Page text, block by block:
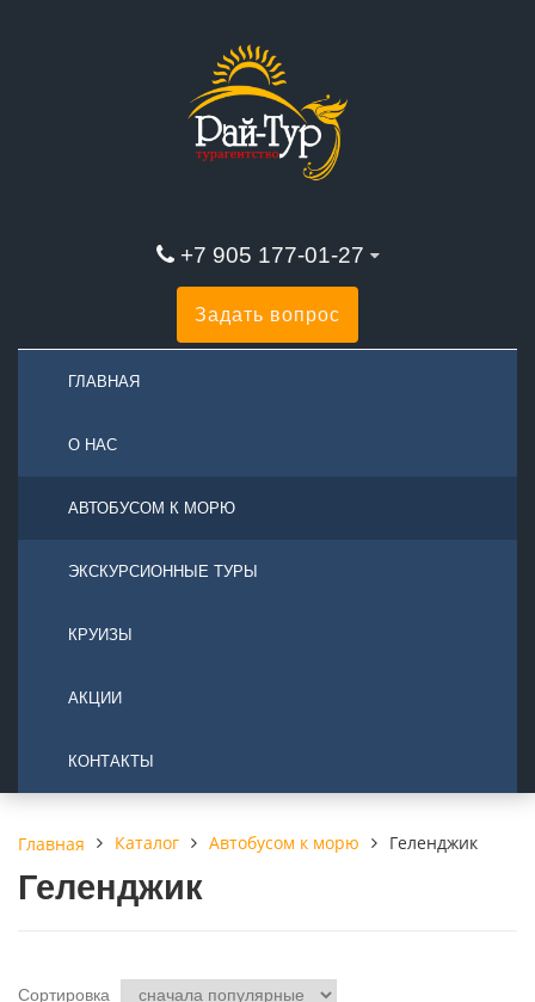
+7 905 177-01-27
Задать вопрос
ГЛАВНАЯ
О НАС
АВТОБУСОМ К МОРЮ
ЭКСКУРСИОННЫЕ ТУРЫ
КРУИЗЫ
АКЦИИ
КОНТАКТЫ
Главная Каталог Автобусом к морю Геленджик
Геленджик
Сортировка